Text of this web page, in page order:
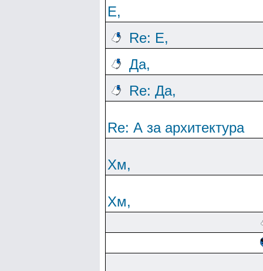
Е,
Re: Е,
Да,
Re: Да,
Re: А за архитектура
Хм,
Хм,